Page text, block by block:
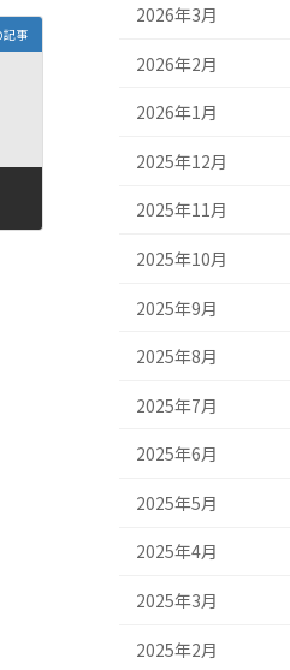
記事
2026年3月
2026年2月
2026年1月
2025年12月
2025年11月
2025年10月
2025年9月
2025年8月
2025年7月
2025年6月
2025年5月
2025年4月
2025年3月
2025年2月